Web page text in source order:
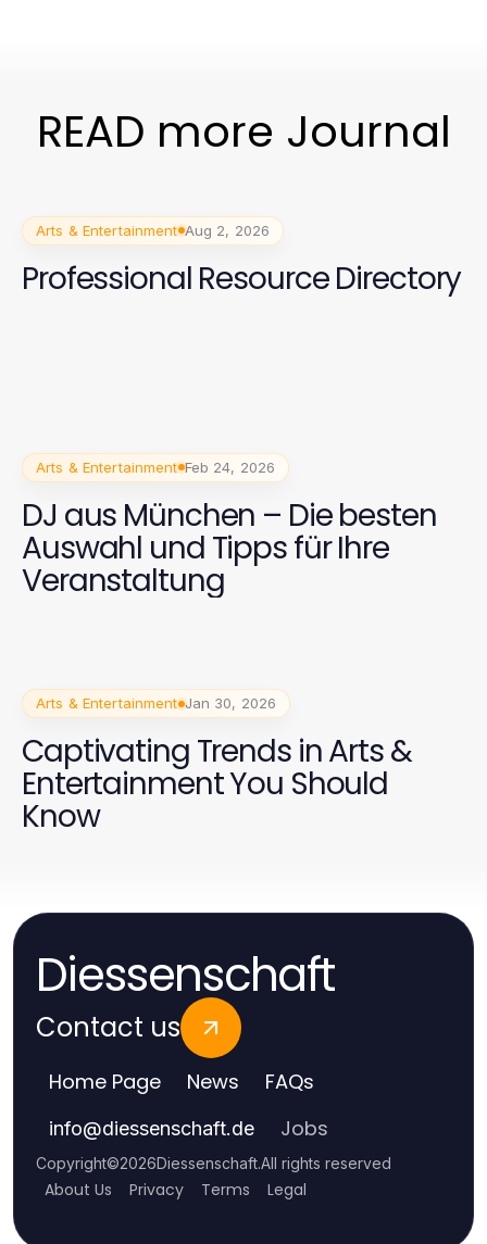
READ more Journal
Arts & Entertainment Aug 2, 2026
Professional Resource Directory
Arts & Entertainment Feb 24, 2026
DJ aus München – Die besten
Auswahl und Tipps für Ihre
Veranstaltung
Arts & Entertainment Jan 30, 2026
Captivating Trends in Arts &
Entertainment You Should
Know
Diessenschaft
Contact us
Home Page News FAQs
info@diessenschaft.de Jobs
Copyright©2026Diessenschaft.All rights reserved
About Us Privacy Terms Legal